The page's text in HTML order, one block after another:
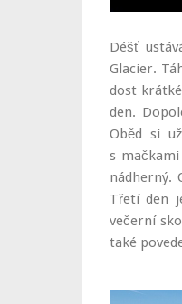
Déšť
Glacier.
dost
den.
Oběd si
s
nádherný.
Třetí den
večerní
také